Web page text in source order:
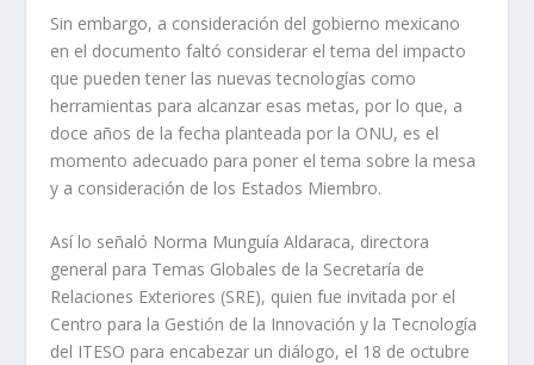
Sin embargo, a consideración del gobierno mexicano
en el documento faltó considerar el tema del impacto
que pueden tener las nuevas tecnologías como
herramientas para alcanzar esas metas, por lo que, a
doce años de la fecha planteada por la ONU, es el
momento adecuado para poner el tema sobre la mesa
y a consideración de los Estados Miembro.
Así lo señaló Norma Munguía Aldaraca, directora
general para Temas Globales de la Secretaría de
Relaciones Exteriores (SRE), quien fue invitada por el
Centro para la Gestión de la Innovación y la Tecnología
del ITESO para encabezar un diálogo, el 18 de octubre